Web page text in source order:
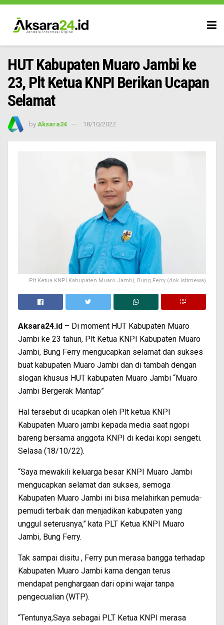
HUT Kabupaten Muaro Jambi ke
23, Plt Ketua KNPI Berikan Ucapan
Selamat
by Aksara24 18/10/2022
Plt Ketua KNPI Kabupaten Muaro Jambi, Bung Ferry (dok istimewa)
Aksara24.id – Di moment HUT Kabupaten Muaro
Jambi ke 23 tahun, Plt Ketua KNPI Kabupaten Muaro
Jambi, Bung Ferry mengucapkan selamat dan sukses
buat kabupaten Muaro Jambi dan di tambah dengan
slogan khusus HUT kabupaten Muaro Jambi “Muaro
Jambi Bergerak Mantap”
Hal tersebut di ucapkan oleh Plt ketua KNPI
Kabupaten Muaro jambi kepada media saat ngopi
bareng bersama anggota KNPI di kedai kopi sengeti.
Selasa (18/10/22).
“Saya mewakili keluarga besar KNPI Muaro Jambi
mengucapkan selamat dan sukses, semoga
Kabupaten Muaro Jambi ini bisa melahirkan pemuda-
pemudi terbaik dan menjadikan kabupaten yang
unggul seterusnya,” kata PLT Ketua KNPI Muaro
Jambi, Bung Ferry.
Tak sampai disitu , Ferry pun merasa bangga terhadap
Kabupaten Muaro Jambi karna dengan terus
mendapat penghargaan dari opini wajar tanpa
pengecualian (WTP).
“Tentunya,Saya sebagai PLT Ketua KNPI merasa